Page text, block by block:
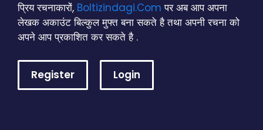
प्रिय रचनाकारों, Boltizindagi.Com पर अब आप अपना
लेखक अकाउंट बिल्कुल मुफ्त बना सकते है तथा अपनी रचना को
अपने आप प्रकाशित कर सकते है .
Register Login